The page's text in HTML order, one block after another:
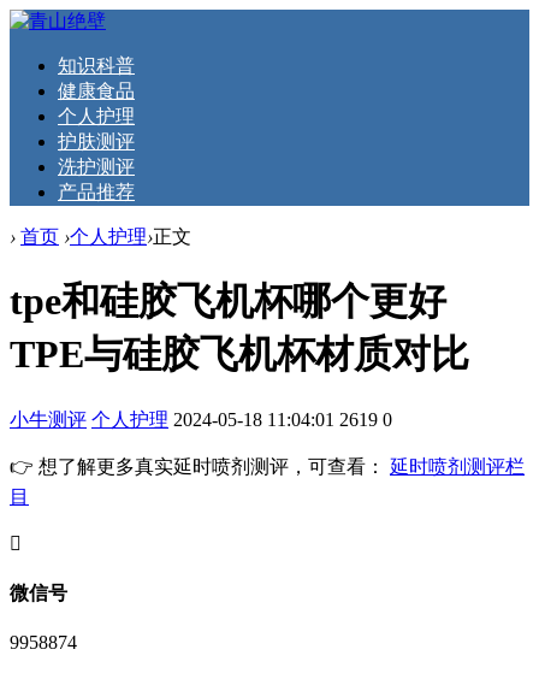
知识科普
健康食品
个人护理
护肤测评
洗护测评
产品推荐
› 首页 ›个人护理›正文
tpe和硅胶飞机杯哪个更好
TPE与硅胶飞机杯材质对比
小牛测评 个人护理 2024-05-18 11:04:01 2619 0
👉 想了解更多真实延时喷剂测评，可查看： 延时喷剂测评栏
目
󦘖
微信号
9958874